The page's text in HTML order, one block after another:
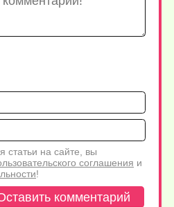
Имя*
статьи на сайте, вы
соглашения и
!